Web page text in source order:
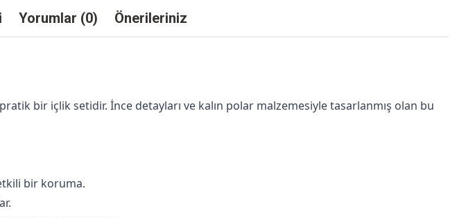
Yorumlar (0) Önerileriniz
bir içlik setidir. İnce detayları ve kalın polar malzemesiyle tasarlanmış olan bu
bir koruma.